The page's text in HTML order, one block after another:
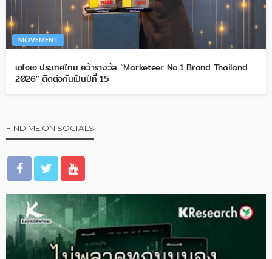
MOVEMENT
เอไอเอ ประเทศไทย คว้ารางวัล “Marketeer No.1 Brand Thailand
2026” ติดต่อกันเป็นปีที่ 15
FIND ME ON SOCIALS